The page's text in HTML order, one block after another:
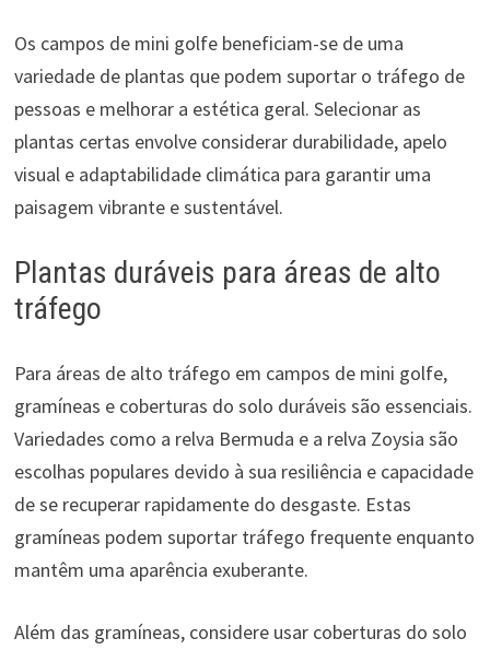
Os campos de mini golfe beneficiam-se de uma
variedade de plantas que podem suportar o tráfego de
pessoas e melhorar a estética geral. Selecionar as
plantas certas envolve considerar durabilidade, apelo
visual e adaptabilidade climática para garantir uma
paisagem vibrante e sustentável.
Plantas duráveis para áreas de alto
tráfego
Para áreas de alto tráfego em campos de mini golfe,
gramíneas e coberturas do solo duráveis são essenciais.
Variedades como a relva Bermuda e a relva Zoysia são
escolhas populares devido à sua resiliência e capacidade
de se recuperar rapidamente do desgaste. Estas
gramíneas podem suportar tráfego frequente enquanto
mantêm uma aparência exuberante.
Além das gramíneas, considere usar coberturas do solo